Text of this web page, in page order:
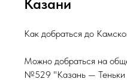
Казани
Как добраться до
Можно добраться на
№529 "Казань —